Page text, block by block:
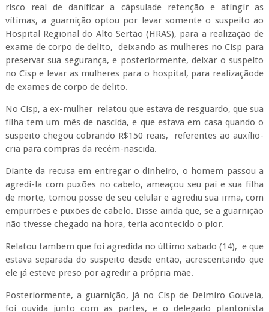
risco real de danificar a cápsulade retenção e atingir as
vítimas, a guarnição optou por levar somente o suspeito ao
Hospital Regional do Alto Sertão (HRAS), para a realização de
exame de corpo de delito, deixando as mulheres no Cisp para
preservar sua segurança, e posteriormente, deixar o suspeito
no Cisp e levar as mulheres para o hospital, para realizaçãode
de exames de corpo de delito.
No Cisp, a ex-mulher relatou que estava de resguardo, que sua
filha tem um mês de nascida, e que estava em casa quando o
suspeito chegou cobrando R$150 reais, referentes ao auxílio-
cria para compras da recém-nascida.
Diante da recusa em entregar o dinheiro, o homem passou a
agredi-la com puxões no cabelo, ameaçou seu pai e sua filha
de morte, tomou posse de seu celular e agrediu sua irma, com
empurrões e puxões de cabelo. Disse ainda que, se a guarnição
não tivesse chegado na hora, teria acontecido o pior.
Relatou tambem que foi agredida no último sabado (14), e que
estava separada do suspeito desde então, acrescentando que
ele já esteve preso por agredir a própria mãe.
Posteriormente, a guarnição, já no Cisp de Delmiro Gouveia,
foi ouvida junto com as partes, e o delegado plantonista